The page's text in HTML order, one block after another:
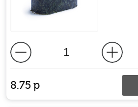
8.75р